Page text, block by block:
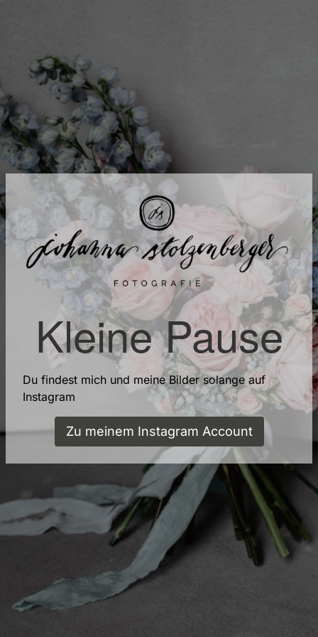
Kleine Pause
Du findest mich und meine Bilder solange auf
Instagram
Zu meinem Instagram Account